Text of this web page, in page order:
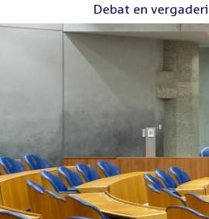
Debat en